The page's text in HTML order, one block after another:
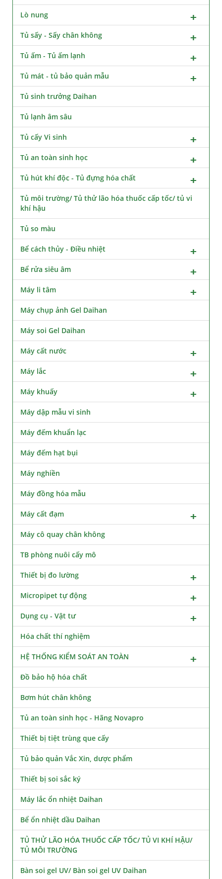
Lò nung
Tủ sấy - Sấy chân không
Tủ ấm - Tủ ấm lạnh
Tủ mát - tủ bảo quản mẫu
Tủ sinh trưởng Daihan
Tủ lạnh âm sâu
Tủ cấy Vi sinh
Tủ an toàn sinh học
Tủ hút khí độc - Tủ đựng hóa chất
Tủ môi trường/ Tủ thử lão hóa thuốc cấp tốc/ tủ vi
khí hậu
Tủ so màu
Bể cách thủy - Điều nhiệt
Bể rửa siêu âm
Máy li tâm
Máy chụp ảnh Gel Daihan
Máy soi Gel Daihan
Máy cất nước
Máy lắc
Máy khuấy
Máy dập mẫu vi sinh
Máy đếm khuẩn lạc
Máy đếm hạt bụi
Máy nghiền
Máy đồng hóa mẫu
Máy cất đạm
Máy cô quay chân không
TB phòng nuôi cấy mô
Thiết bị đo lường
Micropipet tự động
Dụng cụ - Vật tư
Hóa chất thí nghiệm
HỆ THỐNG KIỂM SOÁT AN TOÀN
Đồ bảo hộ hóa chất
Bơm hút chân không
Tủ an toàn sinh học - Hãng Novapro
Thiết bị tiệt trùng que cấy
Tủ bảo quản Vắc Xin, dược phẩm
Thiết bị soi sắc ký
Máy lắc ổn nhiệt Daihan
Bể ổn nhiệt dầu Daihan
TỦ THỬ LÃO HÓA THUỐC CẤP TỐC/ TỦ VI KHÍ HẬU/
TỦ MÔI TRƯỜNG
Bàn soi gel UV/ Bàn soi gel UV Daihan